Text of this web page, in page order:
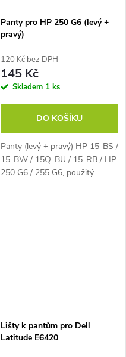
Panty pro HP 250 G6 (levý +
pravý)
120 Kč bez DPH
145 Kč
Skladem 1 ks
DO KOŠÍKU
Panty (levý + pravý) HP 15-BS /
15-BW / 15Q-BU / 15-RB / HP
250 G6 / 255 G6, použitý
Lišty k pantům pro Dell
Latitude E6420